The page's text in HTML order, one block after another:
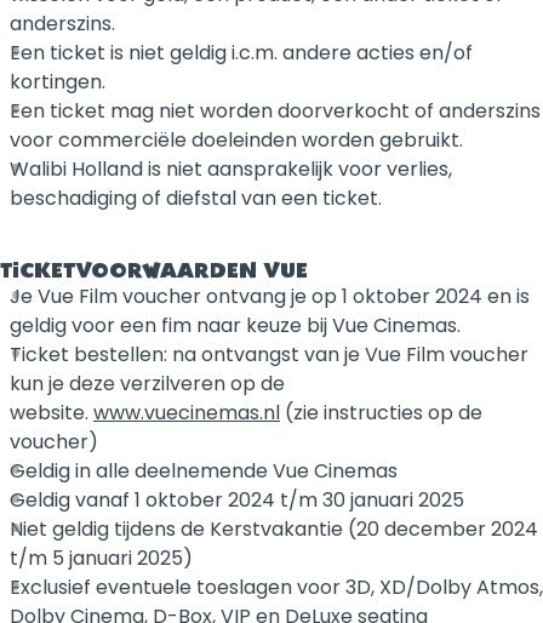
anderszins.
Een ticket is niet geldig i.c.m. andere acties en/of
kortingen.
Een ticket mag niet worden doorverkocht of anderszins
voor commerciële doeleinden worden gebruikt.
Walibi Holland is niet aansprakelijk voor verlies,
beschadiging of diefstal van een ticket.
TICKETVOORWAARDEN VUE
Je Vue Film voucher ontvang je op 1 oktober 2024 en is
geldig voor een fim naar keuze bij Vue Cinemas.
Ticket bestellen: na ontvangst van je Vue Film voucher
kun je deze verzilveren op de
website. www.vuecinemas.nl (zie instructies op de
voucher)
Geldig in alle deelnemende Vue Cinemas
Geldig vanaf 1 oktober 2024 t/m 30 januari 2025
Niet geldig tijdens de Kerstvakantie (20 december 2024
t/m 5 januari 2025)
Exclusief eventuele toeslagen voor 3D, XD/Dolby Atmos,
Dolby Cinema, D-Box, VIP en DeLuxe seating